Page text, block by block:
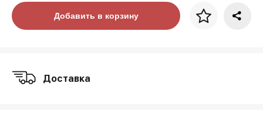
Цена за багетДобавить в корзину
Доставка